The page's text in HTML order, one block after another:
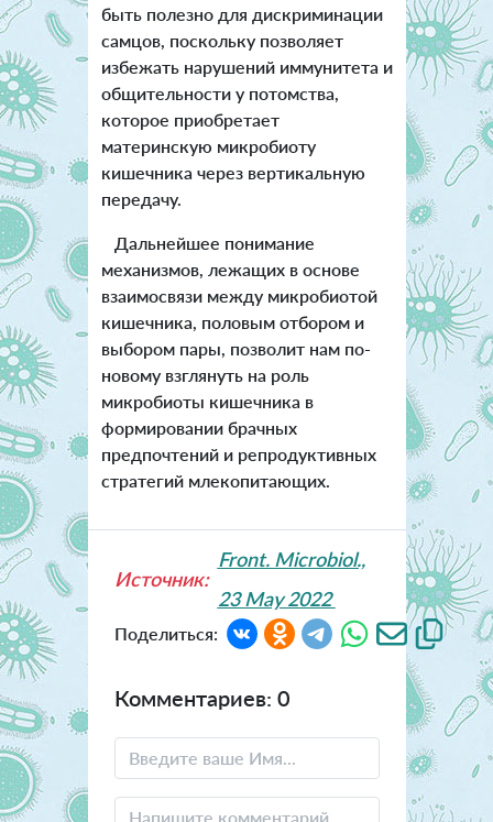
быть полезно для дискриминации
самцов, поскольку позволяет
избежать нарушений иммунитета и
общительности у потомства,
которое приобретает
материнскую микробиоту
кишечника через вертикальную
передачу.
Дальнейшее понимание
механизмов, лежащих в основе
взаимосвязи между микробиотой
кишечника, половым отбором и
выбором пары, позволит нам по-
новому взглянуть на роль
микробиоты кишечника в
формировании брачных
предпочтений и репродуктивных
стратегий млекопитающих.
Источник:
Front. Microbiol.,
23 May 2022
Поделиться:
Комментариев: 0